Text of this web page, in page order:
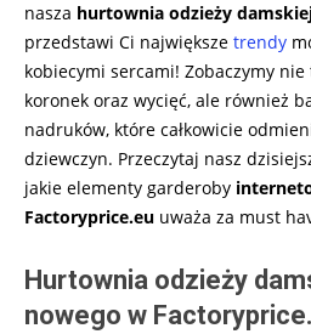
nasza hurtownia odzieży
przedstawi Ci największe trendy
kobiecymi sercami! Zobaczymy
koronek oraz wycięć, ale również
nadruków, które całkowicie
dziewczyn. Przeczytaj nasz
jakie elementy garderoby
Factoryprice.eu uważa za must
Hurtownia odzieży
nowego w